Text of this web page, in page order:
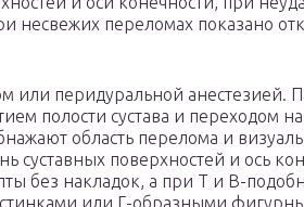
несвежих переломах показано
или перидуральной анестезией.
полости сустава и переходом
область перелома и
суставных поверхностей и ось
без накладок, а при Т и В-
или Г-образными